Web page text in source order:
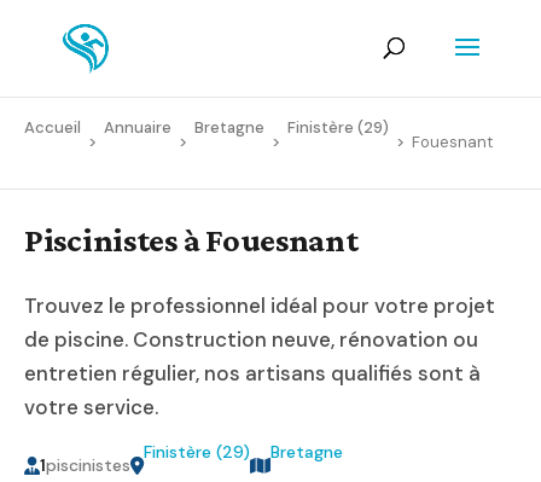
Accueil
>
Annuaire
>
Bretagne
>
Finistère (29)
> Fouesnant
Piscinistes à Fouesnant
Trouvez le professionnel idéal pour votre projet
de piscine. Construction neuve, rénovation ou
entretien régulier, nos artisans qualifiés sont à
votre service.
1piscinistes
Finistère (29) Bretagne